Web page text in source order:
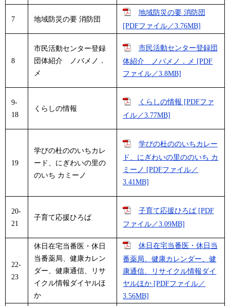
7 地域防災の要 消防団
地域防災の要 消防団
[PDFファイル／3.76MB]
8
市民活動センター登録
団体紹介 ノバメノ．
メ
市民活動センター登録団
体紹介 ノバメノ．メ [PDF
ファイル／3.8MB]
9-
18
くらしの情報
くらしの情報 [PDFファ
イル／3.77MB]
19
学びの杜ののいちカレ
ード、にぎわいの里の
のいち カミーノ
学びの杜ののいちカレー
ド、にぎわいの里ののいち カ
ミーノ [PDFファイル／
3.41MB]
20-
21
子育て応援ひろば
子育て応援ひろば [PDF
ファイル／3.09MB]
22-
23
休日在宅当番医・休日
当番薬局、健康カレン
ダー、健康通信、リサ
イクル情報ダイヤルほ
か
休日在宅当番医・休日当
番薬局、健康カレンダー、健
康通信、リサイクル情報ダイ
ヤルほか [PDFファイル／
3.56MB]